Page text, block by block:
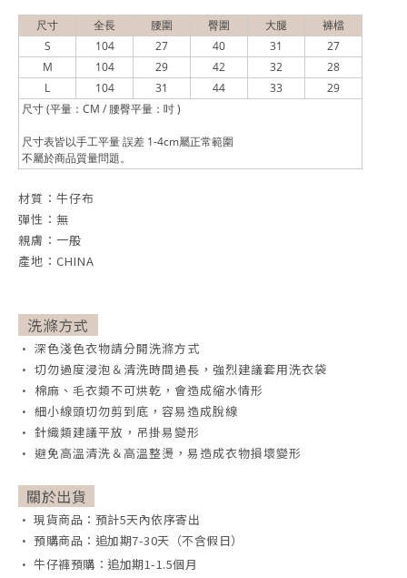
尺寸 全長 腰圍 臀圍 大腿
褲檔
S
104 27 40 31
27
M
104 29 42 32
28
L
104 31 44 33
29
尺寸 (平量：CM / 腰臀平量：吋 )
尺寸表皆以手工平量 誤差 1-4cm屬正常範圍
不屬於商品質量問題。
材質：牛仔布
彈性：無
親膚：一般
產地：CHINA
洗滌方式
• 深色淺色衣物請分開洗滌方式
• 切勿過度浸泡＆清洗時間過長，強烈建議套用洗衣袋
• 棉麻、毛衣類不可烘乾，會造成縮水情形
• 細小線頭切勿剪到底，容易造成脫線
• 針織類建議平放，吊掛易變形
• 避免高溫清洗＆高溫整燙，易造成衣物損壞變形
關於出貨
• 現貨商品：預計5天內依序寄出
• 預購商品：追加期7-30天（不含假日）
• 牛仔褲預購：追加期1-1.5個月